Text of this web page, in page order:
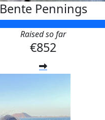
Bente Pennings
Raised so far
€852